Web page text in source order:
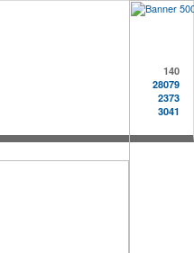
140
28079
2373
3041